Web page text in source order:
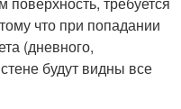
что при попадании
(дневного,
будут видны все